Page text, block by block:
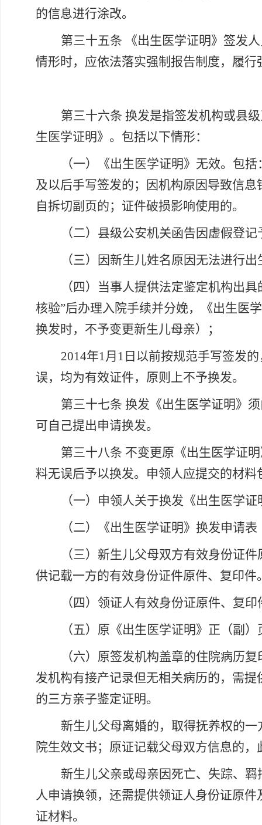
的信息进行涂改。
第三十五条
《出生医学证明》签发
情形时，应依法落实强制报告制度，履行
第三十六条 换发是指签发机构或县
生医学证明》。包括以下情形：
（一）《出生医学证明》无效。包
及以后手写签发的；因机构原因导致信
自拆切副页的；证件破损影响使用的。
（二）县级公安机关函告因虚假登
（三）因新生儿姓名原因无法进行
（四）当事人提供法定鉴定机构出
核验”后办理入院手续并分娩，《出生医
换发时，不予变更新生儿母亲）；
2014年1月1日以前按规范手写签发
误，均为有效证件，原则上不予换发。
第三十七条 换发《出生医学证明》
可自己提出申请换发。
第三十八条 不变更原《出生医学证
料无误后予以换发。申领人应提交的材料
（一）申领人关于换发《出生医学
（二）《出生医学证明》换发申请
（三）新生儿父母双方有效身份证
供记载一方的有效身份证件原件、复印件
（四）领证人有效身份证原件、复印
（五）原《出生医学证明》正（副）
（六）原签发机构盖章的住院病历
发机构有接产记录但无相关病历的，需
的三方亲子鉴定证明。
新生儿父母离婚的，取得抚养权的
院生效文书；原证记载父母双方信息的
新生儿父亲或母亲因死亡、失踪、
人申请换领，还需提供领证人身份证原
证材料。